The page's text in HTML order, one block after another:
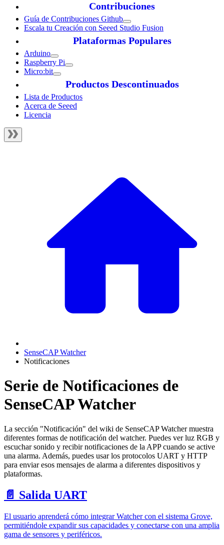
Contribuciones
Guía de Contribuciones Github
Escala tu Creación con Seeed Studio Fusion
Plataformas Populares
Arduino
Raspberry Pi
Micro:bit
Productos Descontinuados
Lista de Productos
Acerca de Seeed
Licencia
SenseCAP Watcher
Notificaciones
Serie de Notificaciones de
SenseCAP Watcher
La sección "Notificación" del wiki de SenseCAP Watcher muestra
diferentes formas de notificación del watcher. Puedes ver luz RGB y
escuchar sonido y recibir notificaciones de la APP cuando se active
una alarma. Además, puedes usar los protocolos UART y HTTP
para enviar esos mensajes de alarma a diferentes dispositivos y
plataformas.
📄️ Salida UART
El usuario aprenderá cómo integrar Watcher con el sistema Grove,
permitiéndole expandir sus capacidades y conectarse con una amplia
gama de sensores y periféricos.